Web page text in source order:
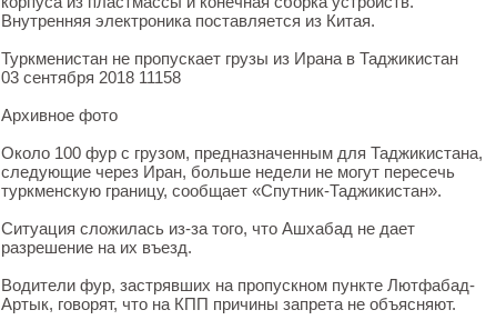
Внутренняя электроника поставляется из Китая.
Туркменистан не пропускает грузы из Ирана в Таджикистан
03 сентября 2018 11158
Архивное фото
Около 100 фур с грузом, предназначенным для Таджикистана,
следующие через Иран, больше недели не могут пересечь
туркменскую границу, сообщает «Спутник-Таджикистан».
Ситуация сложилась из-за того, что Ашхабад не дает
разрешение на их въезд.
Водители фур, застрявших на пропускном пункте Лютфабад-
Артык, говорят, что на КПП причины запрета не объясняют.